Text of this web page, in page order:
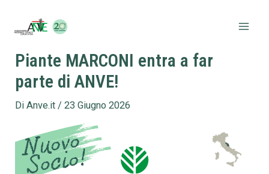
Piante MARCONI entra a far
parte di ANVE!
DiAnve.it/23 Giugno 2026
articoli